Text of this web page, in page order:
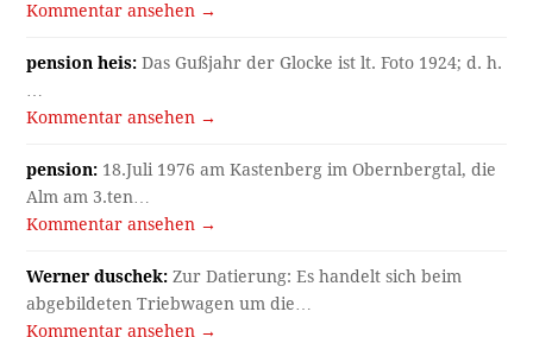
Kommentar ansehen →
pension heis: Das Gußjahr der Glocke ist lt. Foto 1924; d. h.
…
Kommentar ansehen →
pension: 18.Juli 1976 am Kastenberg im Obernbergtal, die
Alm am 3.ten…
Kommentar ansehen →
Werner duschek: Zur Datierung: Es handelt sich beim
abgebildeten Triebwagen um die…
Kommentar ansehen →